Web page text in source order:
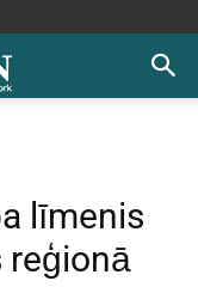
līmenis
reģionā